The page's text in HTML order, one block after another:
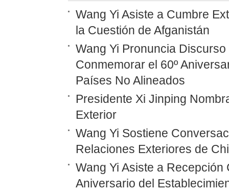
Wang Yi Asiste a Cumbre
la Cuestión de Afganistán
Wang Yi Pronuncia
Conmemorar el 60º
Países No Alineados
Presidente Xi Jinping
Exterior
Wang Yi Sostiene
Relaciones Exteriores de
Wang Yi Asiste a Recepción
Aniversario del